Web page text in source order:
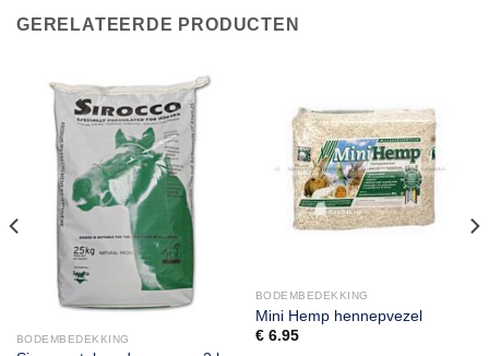
GERELATEERDE PRODUCTEN
BODEMBEDEKKING
BODEMBEDEKKING
Mini Hemp hennepvezel
€6.95